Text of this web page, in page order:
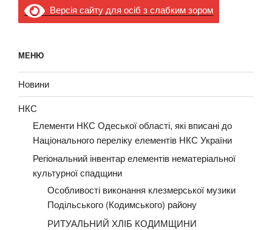
Версія сайту для осіб з слабким зором
МЕНЮ
Новини
НКС
Елементи НКС Одеської області, які вписані до
Національного переліку елементів НКС України
Регіональний інвентар елементів нематеріальної
культурної спадщини
Особливості виконання клезмерської музики
Подільського (Кодимського) району
РИТУАЛЬНИЙ ХЛІБ КОДИМЩИНИ